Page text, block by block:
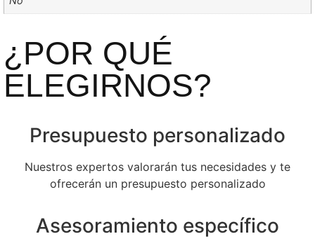
¿POR QUÉ
ELEGIRNOS?
Presupuesto personalizado
Nuestros expertos valorarán tus necesidades y te
ofrecerán un presupuesto personalizado
Asesoramiento específico